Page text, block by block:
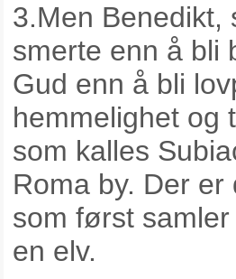
3.Men Benedikt,
smerte enn å bli
Gud enn å bli
hemmelighet og
som kalles
Roma by. Der
som først
en elv.